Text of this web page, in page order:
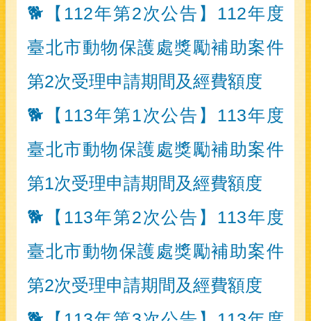
🐕【112年第2次公告】112年度
臺北市動物保護處獎勵補助案件
第2次受理申請期間及經費額度
🐕【113年第1次公告】113年度
臺北市動物保護處獎勵補助案件
第1次受理申請期間及經費額度
🐕【113年第2次公告】113年度
臺北市動物保護處獎勵補助案件
第2次受理申請期間及經費額度